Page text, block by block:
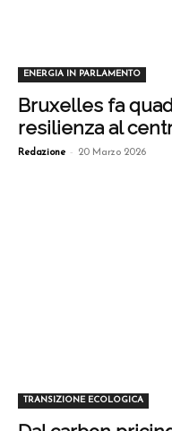
ENERGIA IN PARLAMENTO
Bruxelles fa
resilienza al
Redazione - 20 Marzo 2026
TRANSIZIONE ECOLOGICA